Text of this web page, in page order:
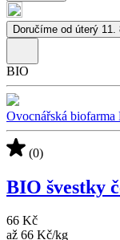
Doručíme od úterý 11.
BIO
Ovocnářská biofarma
(0)
BIO švestky
66 Kč
až 66 Kč/kg